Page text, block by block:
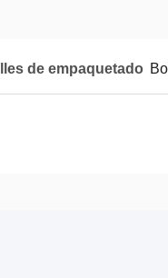
de empaquetado